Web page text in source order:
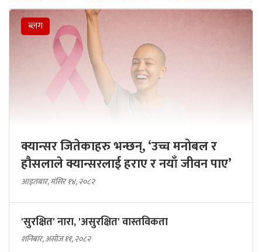
ब्लग
क्यान्सर जितेकाहरु भन्छन्, ‘उच्च मनोबल र
हौसलाले क्यान्सरलाई हराए र नयाँ जीवन पाए’
आइतबार, मंसिर १४, २०८२
'सुरक्षित' नारा, 'असुरक्षित' वास्तविकता
शनिबार, असोज ११, २०८२